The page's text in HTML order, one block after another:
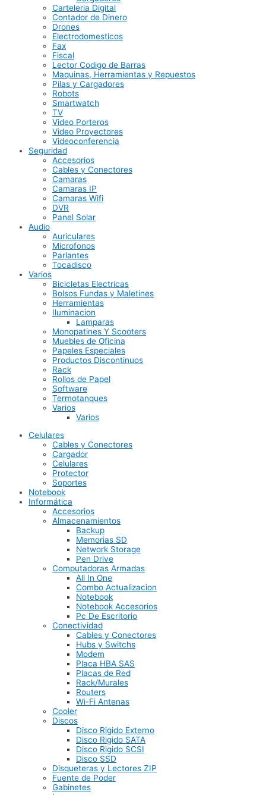
Carteleria Digital
Contador de Dinero
Drones
Electrodomesticos
Fax
Fiscal
Lector Codigo de Barras
Maquinas, Herramientas y Repuestos
Pilas y Cargadores
Robots
Smartwatch
TV
Video Porteros
Video Proyectores
Videoconferencia
Seguridad
Accesorios
Cables y Conectores
Camaras
Camaras IP
Camaras Wifi
DVR
Panel Solar
Audio
Auriculares
Microfonos
Parlantes
Tocadisco
Varios
Bicicletas Electricas
Bolsos Fundas y Maletines
Herramientas
Iluminacion
Lamparas
Monopatines Y Scooters
Muebles de Oficina
Papeles Especiales
Productos Discontinuos
Rack
Rollos de Papel
Software
Termotanques
Varios
Varios
Celulares
Cables y Conectores
Cargador
Celulares
Protector
Soportes
Notebook
Informática
Accesorios
Almacenamientos
Backup
Memorias SD
Network Storage
Pen Drive
Computadoras Armadas
All In One
Combo Actualizacion
Notebook
Notebook Accesorios
Pc De Escritorio
Conectividad
Cables y Conectores
Hubs y Switchs
Modem
Placa HBA SAS
Placas de Red
Rack/Murales
Routers
Wi-Fi Antenas
Cooler
Discos
Disco Rigido Externo
Disco Rigido SATA
Disco Rigido SCSI
Disco SSD
Disqueteras y Lectores ZIP
Fuente de Poder
Gabinetes